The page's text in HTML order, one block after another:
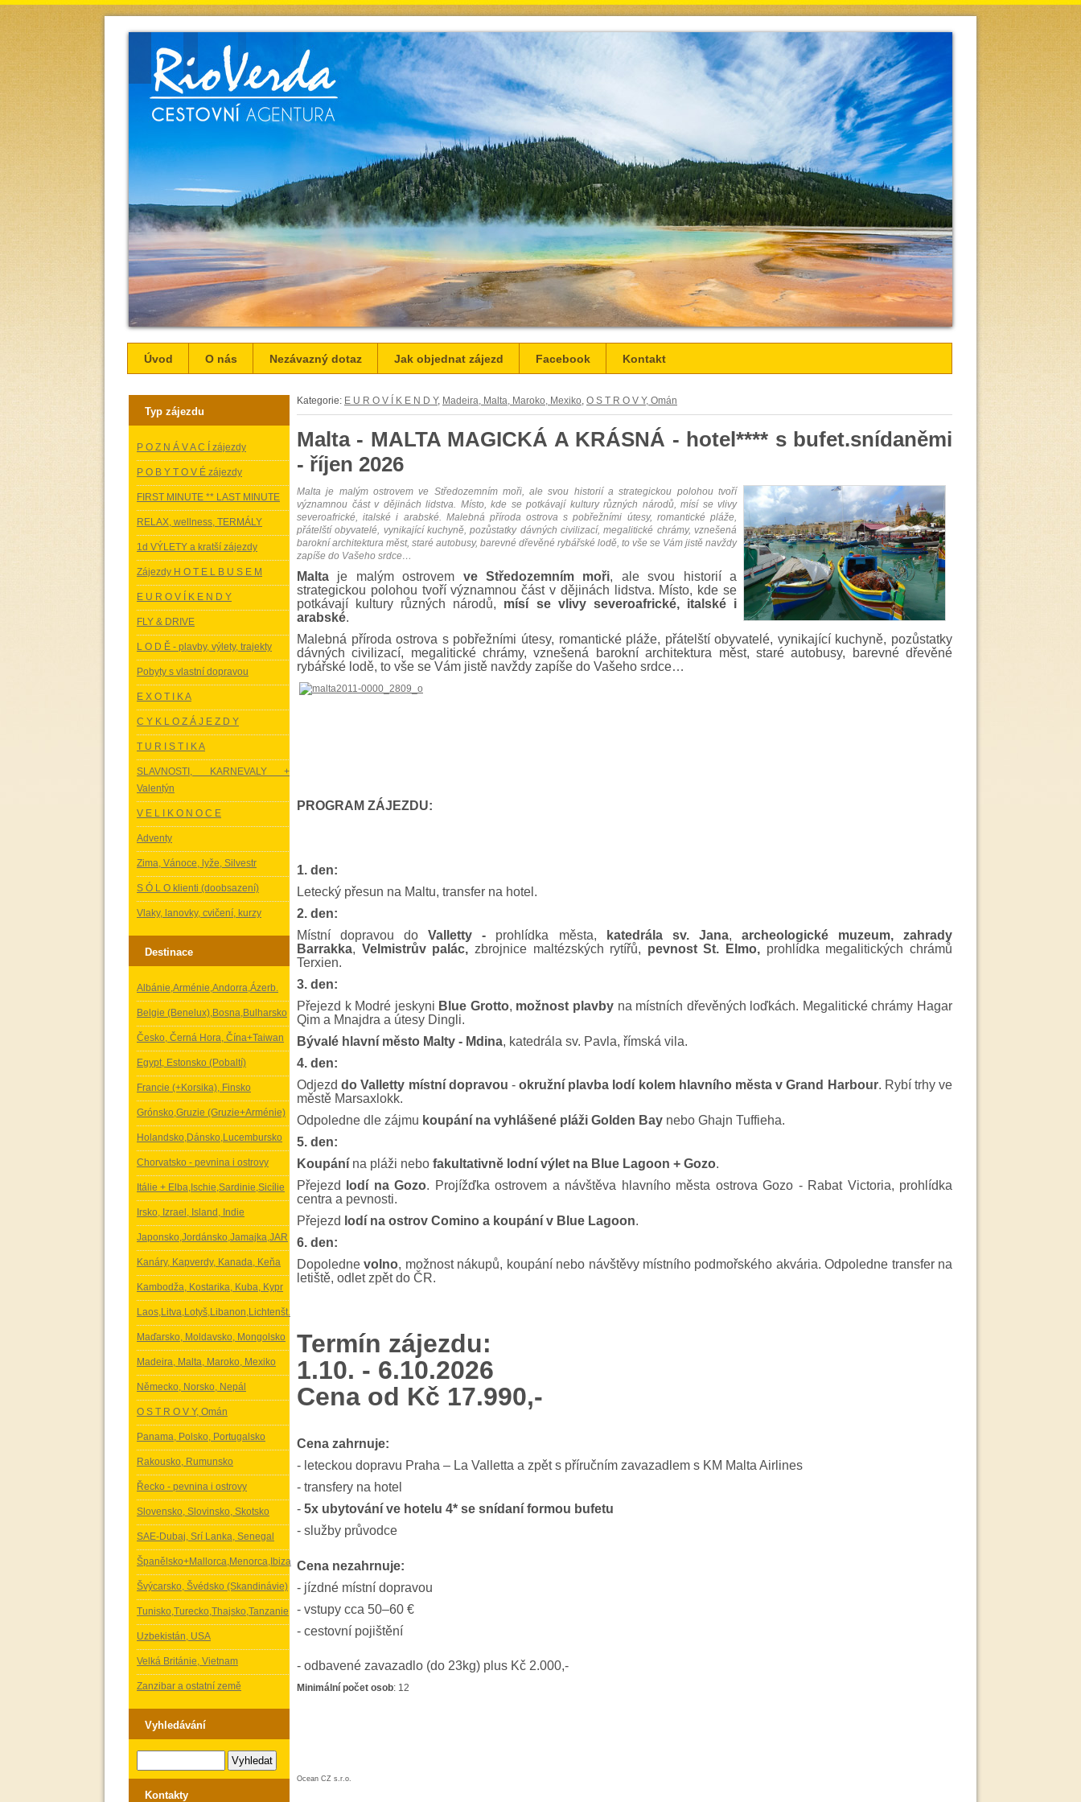
Úvod O nás Nezávazný dotaz Jak objednat zájezd Facebook Kontakt
Typ zájezdu
P O Z N Á V A C Í zájezdy
P O B Y T O V É zájezdy
FIRST MINUTE ** LAST MINUTE
RELAX, wellness, TERMÁLY
1d VÝLETY a kratší zájezdy
Zájezdy H O T E L B U S E M
E U R O V Í K E N D Y
FLY & DRIVE
L O D Ě - plavby, výlety, trajekty
Pobyty s vlastní dopravou
E X O T I K A
C Y K L O Z Á J E Z D Y
T U R I S T I K A
SLAVNOSTI, KARNEVALY +
Valentýn
V E L I K O N O C E
Adventy
Zima, Vánoce, lyže, Silvestr
S Ó L O klienti (doobsazení)
Vlaky, lanovky, cvičení, kurzy
Destinace
Albánie,Arménie,Andorra,Ázerb.
Belgie (Benelux),Bosna,Bulharsko
Česko, Černá Hora, Čína+Taiwan
Egypt, Estonsko (Pobaltí)
Francie (+Korsika), Finsko
Grónsko,Gruzie (Gruzie+Arménie)
Holandsko,Dánsko,Lucembursko
Chorvatsko - pevnina i ostrovy
Itálie + Elba,Ischie,Sardinie,Sicílie
Irsko, Izrael, Island, Indie
Japonsko,Jordánsko,Jamajka,JAR
Kanáry, Kapverdy, Kanada, Keňa
Kambodža, Kostarika, Kuba, Kypr
Laos,Litva,Lotyš,Libanon,Lichtenšt.
Maďarsko, Moldavsko, Mongolsko
Madeira, Malta, Maroko, Mexiko
Německo, Norsko, Nepál
O S T R O V Y, Omán
Panama, Polsko, Portugalsko
Rakousko, Rumunsko
Řecko - pevnina i ostrovy
Slovensko, Slovinsko, Skotsko
SAE-Dubaj, Srí Lanka, Senegal
Španělsko+Mallorca,Menorca,Ibiza
Švýcarsko, Švédsko (Skandinávie)
Tunisko,Turecko,Thajsko,Tanzanie
Uzbekistán, USA
Velká Británie, Vietnam
Zanzibar a ostatní země
Vyhledávání
Kontakty
Kategorie: E U R O V Í K E N D Y, Madeira, Malta, Maroko, Mexiko, O S T R O V Y, Omán
Malta - MALTA MAGICKÁ A KRÁSNÁ - hotel**** s bufet.snídaněmi
- říjen 2026
Malta je malým ostrovem ve Středozemním moři, ale svou historií a strategickou polohou tvoří
významnou část v dějinách lidstva. Místo, kde se potkávají kultury různých národů, mísí se vlivy
severoafrické, italské i arabské. Malebná příroda ostrova s pobřežními útesy, romantické pláže,
přátelští obyvatelé, vynikající kuchyně, pozůstatky dávných civilizací, megalitické chrámy, vznešená
barokní architektura měst, staré autobusy, barevné dřevěné rybářské lodě, to vše se Vám jistě navždy
zapíše do Vašeho srdce…
Malta je malým ostrovem ve Středozemním moři, ale svou historií a
strategickou polohou tvoří významnou část v dějinách lidstva. Místo, kde se
potkávají kultury různých národů, mísí se vlivy severoafrické, italské i
arabské.
Malebná příroda ostrova s pobřežními útesy, romantické pláže, přátelští obyvatelé, vynikající kuchyně, pozůstatky
dávných civilizací, megalitické chrámy, vznešená barokní architektura měst, staré autobusy, barevné dřevěné
rybářské lodě, to vše se Vám jistě navždy zapíše do Vašeho srdce…
PROGRAM ZÁJEZDU:
1. den:
Letecký přesun na Maltu, transfer na hotel.
2. den:
Místní dopravou doValletty - prohlídka města, katedrála sv. Jana, archeologické muzeum,
zahrady
Barrakka, Velmistrův palác, zbrojnice maltézských rytířů, pevnost St. Elmo, prohlídka megalitických chrámů
Terxien.
3. den:
Přejezd k Modré jeskyni Blue Grotto, možnost plavby na místních dřevěných loďkách. Megalitické chrámy Hagar
Qim a Mnajdra a útesy Dingli.
Bývalé hlavní město Malty - Mdina, katedrála sv. Pavla, římská vila.
4. den:
Odjezddo Valletty místní dopravou -okružní plavba lodí kolem hlavního města v Grand Harbour. Rybí trhy ve
městě Marsaxlokk.
Odpoledne dle zájmu koupání na vyhlášené pláži Golden Bay nebo Ghajn Tuffieha.
5. den:
Koupání na pláži nebo fakultativně lodní výlet na Blue Lagoon + Gozo.
Přejezd
lodí na Gozo. Projížďka ostrovem a návštěva hlavního města ostrova Gozo - Rabat Victoria, prohlídka
centra a pevnosti.
Přejezd lodí na ostrov Comino a koupání v Blue Lagoon.
6. den:
Dopolednevolno, možnost nákupů, koupání nebo návštěvy místního podmořského akvária. Odpoledne transfer na
letiště, odlet zpět do ČR.
Termín zájezdu:
1.10. - 6.10.2026
Cena od Kč 17.990,-
Cena zahrnuje:
- leteckou dopravu Praha – La Valletta a zpět s příručním zavazadlem s KM Malta Airlines
- transfery na hotel
- 5x ubytování ve hotelu 4* se snídaní formou bufetu
- služby průvodce
Cena nezahrnuje:
- jízdné místní dopravou
- vstupy cca 50–60 €
- cestovní pojištění
- odbavené zavazadlo (do 23kg) plus Kč 2.000,-
Minimální počet osob: 12
Ocean CZ s.r.o.